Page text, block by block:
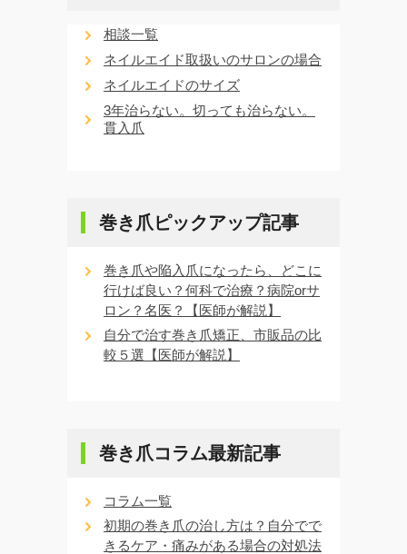
相談一覧
ネイルエイド取扱いのサロンの場合
ネイルエイドのサイズ
3年治らない。切っても治らない。
貫入爪
巻き爪ピックアップ記事
巻き爪や陥入爪になったら、どこに
行けば良い？何科で治療？病院orサ
ロン？名医？【医師が解説】
自分で治す巻き爪矯正、市販品の比
較５選【医師が解説】
巻き爪コラム最新記事
コラム一覧
初期の巻き爪の治し方は？自分でで
きるケア・痛みがある場合の対処法